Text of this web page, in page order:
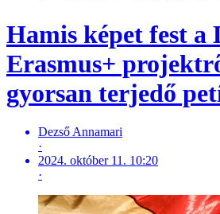
Hamis képet fest a
Erasmus+
gyorsan terjedő
Dezső Annamari
·
2024. október 11. 10:20
·